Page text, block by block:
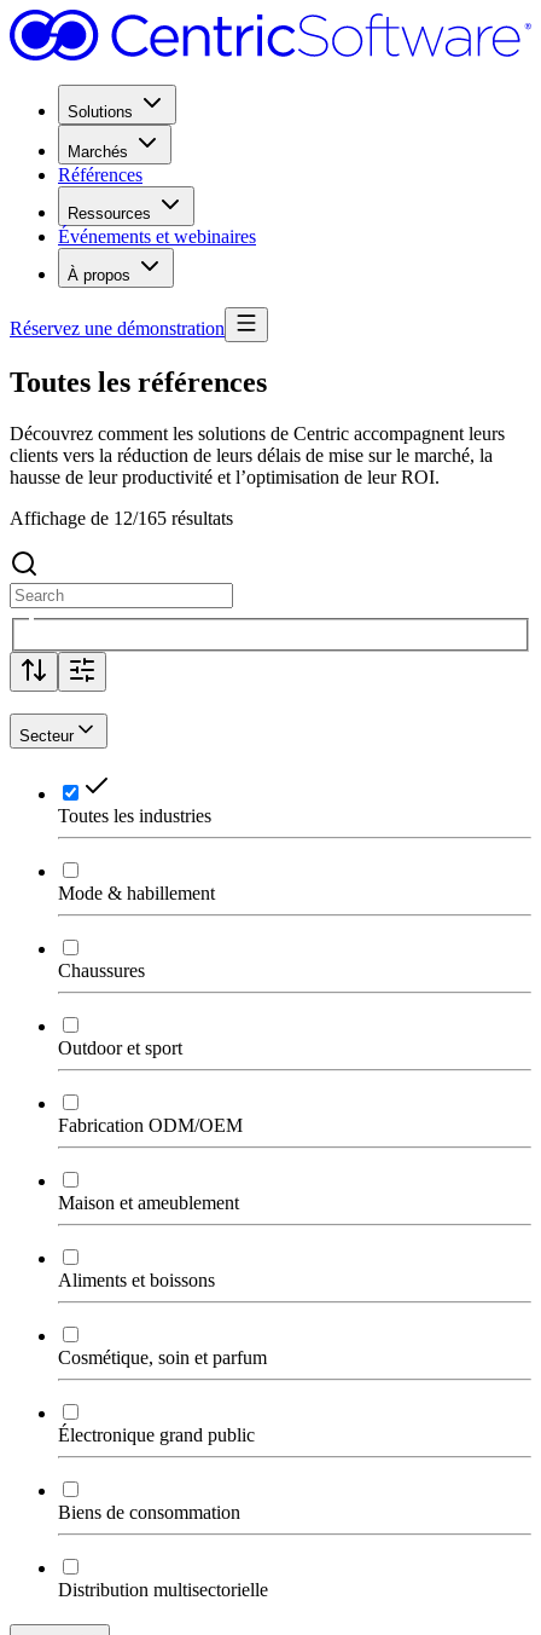
Solutions
Marchés
Références
Ressources
Événements et webinaires
À propos
Réservez une démonstration
Toutes les références
Découvrez comment les solutions de Centric accompagnent leurs
clients vers la réduction de leurs délais de mise sur le marché, la
hausse de leur productivité et l’optimisation de leur ROI.
Affichage de 12/165 résultats
Secteur
Toutes les industries
Mode & habillement
Chaussures
Outdoor et sport
Fabrication ODM/OEM
Maison et ameublement
Aliments et boissons
Cosmétique, soin et parfum
Électronique grand public
Biens de consommation
Distribution multisectorielle